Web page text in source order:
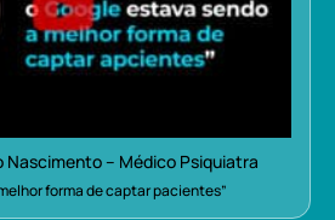
Nascimento – Médico Psiquiatra
forma de captar pacientes”